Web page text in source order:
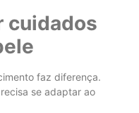
cuidados
faz diferença.
se adaptar ao